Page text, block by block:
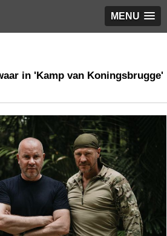
MENU
in 'Kamp van Koningsbrugge'